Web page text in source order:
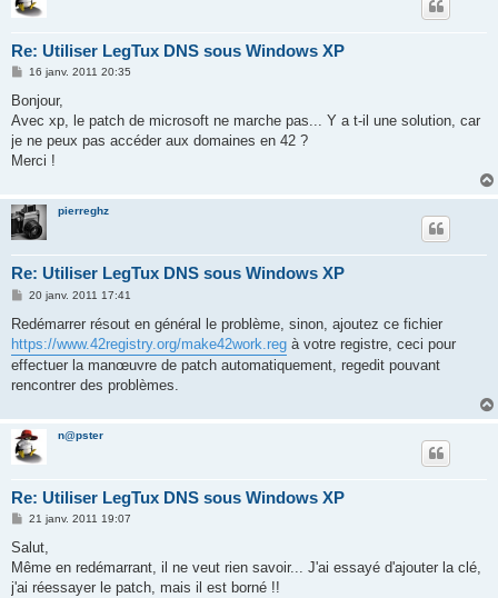
Re: Utiliser LegTux DNS sous Windows XP
M
s
a
g
16 janv. 2011 20:35
Bonjour,
Avec xp, le patch de microsoft ne marche pas... Y a t-il une solution, car
je ne peux pas accéder aux domaines en 42 ?
Merci !
pierreghz
Re: Utiliser LegTux DNS sous Windows XP
M
s
a
g
e
20 janv. 2011 17:41
Redémarrer résout en général le problème, sinon, ajoutez ce fichier
https://www.42registry.org/make42work.reg à votre registre, ceci pour
effectuer la manœuvre de patch automatiquement, regedit pouvant
rencontrer des problèmes.
n@pster
Re: Utiliser LegTux DNS sous Windows XP
M
s
a
g
21 janv. 2011 19:07
Salut,
Même en redémarrant, il ne veut rien savoir... J'ai essayé d'ajouter la clé,
j'ai réessayer le patch, mais il est borné !!